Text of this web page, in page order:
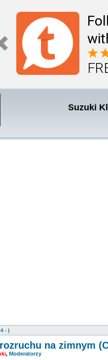
Suzuki
- )
na zimnym
, Moderatorzy